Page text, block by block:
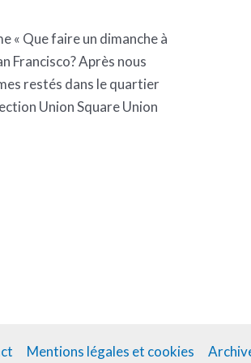
« Que faire un dimanche à
Francisco? Après nous
restés dans le quartier
Union Square Union
Mentions légales et cookies